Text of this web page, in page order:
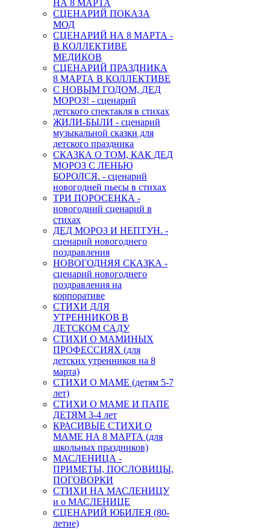
НА 8 МАРТА
СЦЕНАРИЙ ПОКАЗА
МОД
СЦЕНАРИЙ НА 8 МАРТА -
В КОЛЛЕКТИВЕ
МЕДИКОВ
СЦЕНАРИЙ ПРАЗДНИКА
8 МАРТА В КОЛЛЕКТИВЕ
С НОВЫМ ГОДОМ, ДЕД
МОРОЗ! - сценарий
детского спектакля в стихах
ЖИЛИ-БЫЛИ - сценарий
музыкальной сказки для
детского праздника
СКАЗКА О ТОМ, КАК ДЕД
МОРОЗ С ЛЕНЬЮ
БОРОЛСЯ. - сценарий
новогодней пьесы в стихах
ТРИ ПОРОСЕНКА -
новогодний сценарий в
стихах
ДЕД МОРОЗ И НЕПТУН. -
сценарий новогоднего
поздравления
НОВОГОДНЯЯ СКАЗКА -
сценарий новогоднего
поздравления на
корпоративе
СТИХИ ДЛЯ
УТРЕННИКОВ В
ДЕТСКОМ САДУ
СТИХИ О МАМИНЫХ
ПРОФЕССИЯХ (для
детских утренников на 8
марта)
СТИХИ О МАМЕ (детям 5-7
лет)
СТИХИ О МАМЕ И ПАПЕ
ДЕТЯМ 3-4 лет
КРАСИВЫЕ СТИХИ О
МАМЕ НА 8 МАРТА (для
школьных праздников)
МАСЛЕНИЦА -
ПРИМЕТЫ, ПОСЛОВИЦЫ,
ПОГОВОРКИ
СТИХИ НА МАСЛЕНИЦУ
и о МАСЛЕНИЦЕ
СЦЕНАРИЙ ЮБИЛЕЯ (80-
летие)